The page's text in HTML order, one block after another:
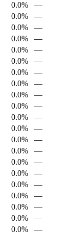
0.0%
—
0.0%
—
0.0%
—
0.0%
—
0.0%
—
0.0%
—
0.0%
—
0.0%
—
0.0%
—
0.0%
—
0.0%
—
0.0%
—
0.0%
—
0.0%
—
0.0%
—
0.0%
—
0.0%
—
0.0%
—
0.0%
—
0.0%
—
0.0% —